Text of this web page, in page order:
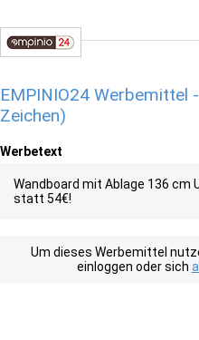
EMPINIO24 Werbemittel
Zeichen)
Werbetext
Wandboard mit Ablage 136 cm
statt 54€!
Um dieses Werbemittel
einloggen oder sich